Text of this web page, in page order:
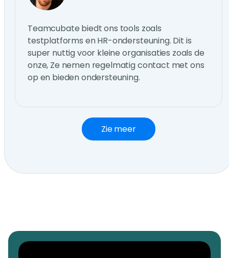
Teamcubate biedt ons tools zoals
testplatforms en HR-ondersteuning. Dit is
super nuttig voor kleine organisaties zoals de
onze, Ze nemen regelmatig contact met ons
op en bieden ondersteuning.
Zie meer